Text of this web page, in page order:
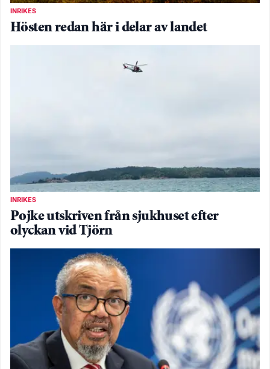
INRIKES
Hösten redan här i delar av landet
INRIKES
Pojke utskriven från sjukhuset efter
olyckan vid Tjörn